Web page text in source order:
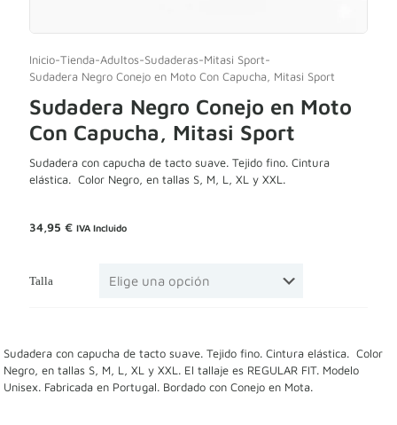
Inicio-Tienda-Adultos-Sudaderas-Mitasi Sport-
Sudadera Negro Conejo en Moto Con Capucha, Mitasi Sport
Sudadera Negro Conejo en Moto
Con Capucha, Mitasi Sport
Sudadera con capucha de tacto suave. Tejido fino. Cintura
elástica. Color Negro, en tallas S, M, L, XL y XXL.
34,95 € IVA Incluido
Talla
Sudadera con capucha de tacto suave. Tejido fino. Cintura elástica. Color
Negro, en tallas S, M, L, XL y XXL. El tallaje es REGULAR FIT. Modelo
Unisex. Fabricada en Portugal. Bordado con Conejo en Mota.